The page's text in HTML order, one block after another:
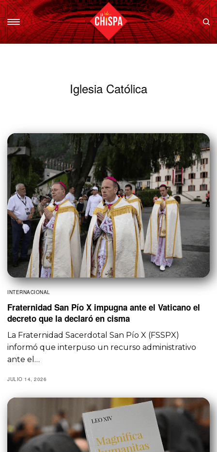
Iglesia Católica
INTERNACIONAL
Fraternidad San Pío X impugna ante el Vaticano el
decreto que la declaró en cisma
La Fraternidad Sacerdotal San Pío X (FSSPX)
informó que interpuso un recurso administrativo
ante el…
JULIO 14, 2026